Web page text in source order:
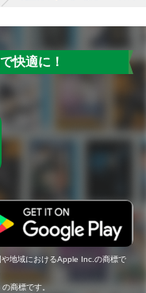
快適に！
地域におけるApple Inc.の商標で
商標です。